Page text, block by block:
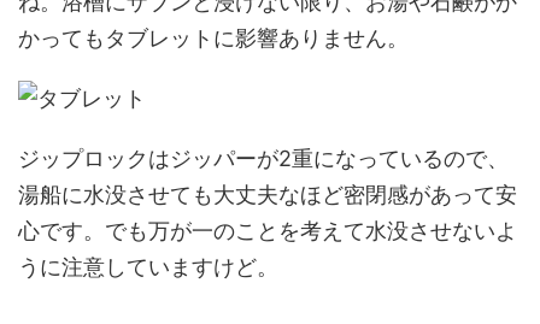
かってもタブレットに影響ありません。
ジップロックはジッパーが2重になっているので、
湯船に水没させても大丈夫なほど密閉感があって安
心です。でも万が一のことを考えて水没させないよ
うに注意していますけど。